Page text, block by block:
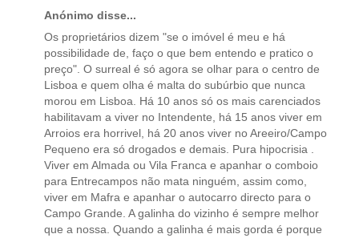
Anónimo disse...
Os proprietários dizem "se o imóvel é meu e há
possibilidade de, faço o que bem entendo e pratico o
preço". O surreal é só agora se olhar para o centro de
Lisboa e quem olha é malta do subúrbio que nunca
morou em Lisboa. Há 10 anos só os mais carenciados
habilitavam a viver no Intendente, há 15 anos viver em
Arroios era horrivel, há 20 anos viver no Areeiro/Campo
Pequeno era só drogados e demais. Pura hipocrisia .
Viver em Almada ou Vila Franca e apanhar o comboio
para Entrecampos não mata ninguém, assim como,
viver em Mafra e apanhar o autocarro directo para o
Campo Grande. A galinha do vizinho é sempre melhor
que a nossa. Quando a galinha é mais gorda é porque